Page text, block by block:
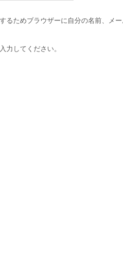
るためブラウザーに自分の名前、メ
力してください。